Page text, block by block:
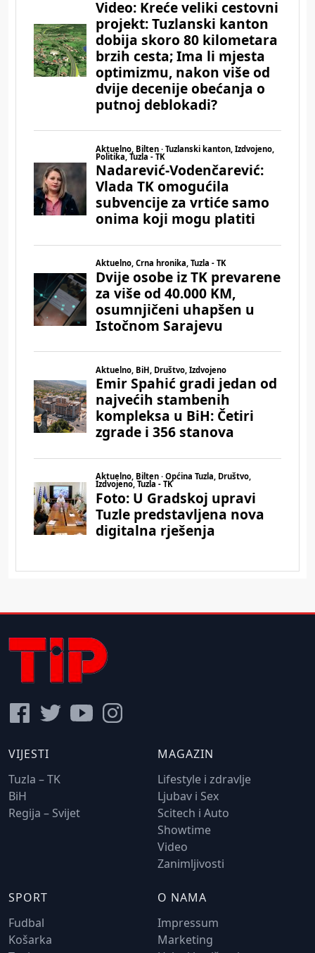
VIJESTI
Tuzla – TK
BiH
Regija – Svijet
MAGAZIN
Lifestyle i zdravlje
Ljubav i Sex
Scitech i Auto
Showtime
Video
Zanimljivosti
SPORT
Fudbal
Košarka
O NAMA
Impressum
Marketing